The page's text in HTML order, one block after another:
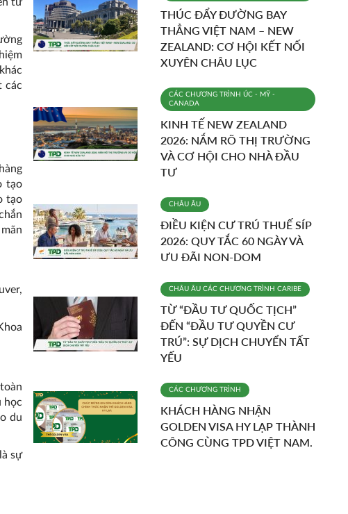
các
tạo
tạo
học
du
sự
THÚC ĐẨY ĐƯỜNG BAY
THẲNG VIỆT NAM – NEW
ZEALAND: CƠ HỘI KẾT NỐI
XUYÊN CHÂU LỤC
CÁC CHƯƠNG TRÌNH ÚC - MỸ -
CANADA
KINH TẾ NEW ZEALAND
2026: NẮM RÕ THỊ TRƯỜNG
VÀ CƠ HỘI CHO NHÀ ĐẦU
TƯ
CHÂU ÂU
ĐIỀU KIỆN CƯ TRÚ THUẾ SÍP
2026: QUY TẮC 60 NGÀY VÀ
ƯU ĐÃI NON-DOM
CHÂU ÂU CÁC CHƯƠNG TRÌNH CARIBE
TỪ “ĐẦU TƯ QUỐC TỊCH”
ĐẾN “ĐẦU TƯ QUYỀN CƯ
TRÚ”: SỰ DỊCH CHUYỂN TẤT
YẾU
CÁC CHƯƠNG TRÌNH
KHÁCH HÀNG NHẬN
GOLDEN VISA HY LẠP THÀNH
CÔNG CÙNG TPD VIỆT NAM.